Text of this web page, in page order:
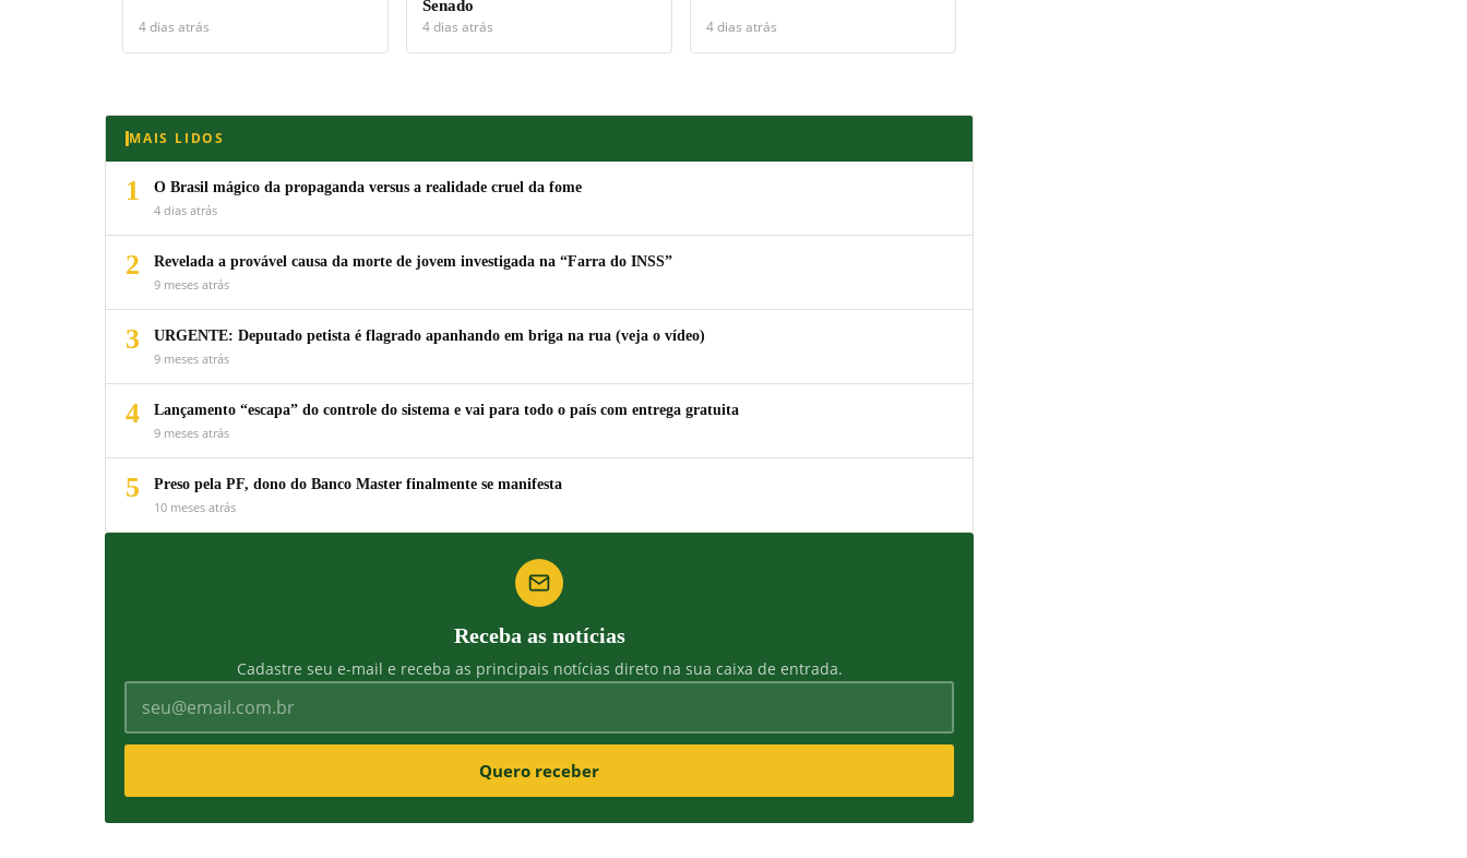
4 dias atrás
Senado
4 dias atrás 4 dias atrás
MAIS LIDOS
1
O Brasil mágico da propaganda versus a realidade cruel da fome
4 dias atrás
2
Revelada a provável causa da morte de jovem investigada na “Farra do INSS”
9 meses atrás
3
URGENTE: Deputado petista é flagrado apanhando em briga na rua (veja o vídeo)
9 meses atrás
4
Lançamento “escapa” do controle do sistema e vai para todo o país com entrega gratuita
9 meses atrás
5
Preso pela PF, dono do Banco Master finalmente se manifesta
10 meses atrás
Receba as notícias
Cadastre seu e-mail e receba as principais notícias direto na sua caixa de entrada.
Quero receber